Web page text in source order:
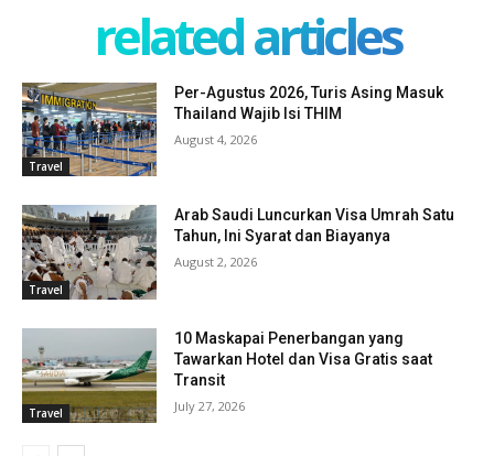
related articles
Travel
Per-Agustus 2026, Turis Asing Masuk
Thailand Wajib Isi THIM
August 4, 2026
Travel
Arab Saudi Luncurkan Visa Umrah Satu
Tahun, Ini Syarat dan Biayanya
August 2, 2026
Travel
10 Maskapai Penerbangan yang
Tawarkan Hotel dan Visa Gratis saat
Transit
July 27, 2026